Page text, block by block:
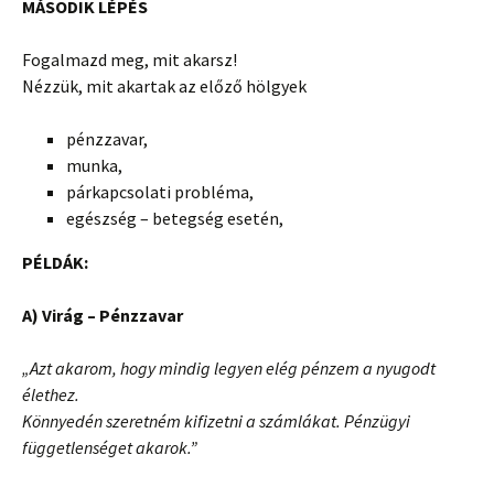
MÁSODIK LÉPÉS
Fogalmazd meg, mit akarsz!
Nézzük, mit akartak az előző hölgyek
pénzzavar,
munka,
párkapcsolati probléma,
egészség – betegség esetén,
PÉLDÁK:
A) Virág – Pénzzavar
„Azt akarom, hogy mindig legyen elég pénzem a nyugodt
élethez.
Könnyedén szeretném kifizetni a számlákat. Pénzügyi
függetlenséget akarok.”